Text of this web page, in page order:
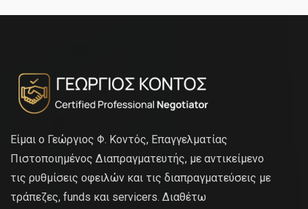
Είμαι ο Γεώργιος Φ. Κοντός, Επαγγελματίας
Πιστοποιημένος Διαπραγματευτής, με αντικείμενο
τις ρυθμίσεις οφειλών και τις διαπραγματεύσεις με
τράπεζες, funds και servicers. Διαθέτω